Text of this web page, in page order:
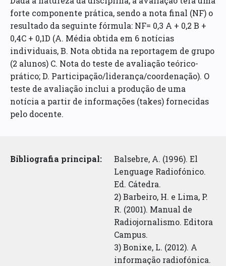
forte componente prática, sendo a nota final (NF) o
resultado da seguinte fórmula: NF= 0,3 A + 0,2 B +
0,4C + 0,1D (A. Média obtida em 6 notícias
individuais, B. Nota obtida na reportagem de grupo
(2 alunos) C. Nota do teste de avaliação teórico-
prático; D. Participação/liderança/coordenação). O
teste de avaliação inclui a produção de uma
notícia a partir de informações (takes) fornecidas
pelo docente.
Bibliografia principal:
Balsebre, A. (1996). El
Lenguage Radiofónico.
Ed. Cátedra.
2) Barbeiro, H. e Lima, P.
R. (2001). Manual de
Radiojornalismo. Editora
Campus.
3) Bonixe, L. (2012). A
informação radiofónica.